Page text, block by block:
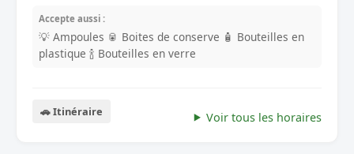
Accepte aussi :
💡 Ampoules 🥫 Boites de conserve 🧴 Bouteilles en
plastique 🍾 Bouteilles en verre
🚗 Itinéraire Voir tous les horaires